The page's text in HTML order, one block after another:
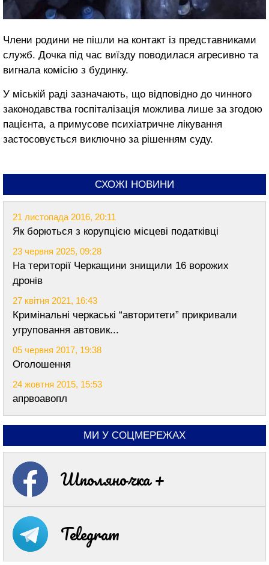
Члени родини не пішли на контакт із представниками
служб. Дочка під час виїзду поводилася агресивно та
вигнала комісію з будинку.
У міській раді зазначають, що відповідно до чинного
законодавства госпіталізація можлива лише за згодою
пацієнта, а примусове психіатричне лікування
застосовується виключно за рішенням суду.
СХОЖІ НОВИНИ
21 листопада 2016, 20:11
Як борються з корупцією місцеві податківці
23 червня 2025, 09:28
На території Черкащини знищили 16 ворожих
дронів
27 квітня 2021, 16:43
Кримінальні черкаські “авторитети” прикривали
угруповання автовик...
05 червня 2017, 19:38
Оголошення
24 жовтня 2015, 15:53
апрвоавопл
МИ У СОЦМЕРЕЖАХ
Шполяночка +
Telegram